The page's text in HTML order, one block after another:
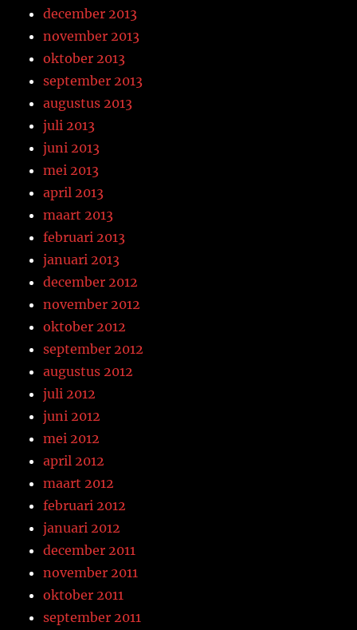
december 2013
november 2013
oktober 2013
september 2013
augustus 2013
juli 2013
juni 2013
mei 2013
april 2013
maart 2013
februari 2013
januari 2013
december 2012
november 2012
oktober 2012
september 2012
augustus 2012
juli 2012
juni 2012
mei 2012
april 2012
maart 2012
februari 2012
januari 2012
december 2011
november 2011
oktober 2011
september 2011